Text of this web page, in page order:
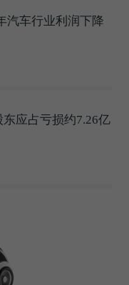
汽车行业利润下降
应占亏损约7.26亿